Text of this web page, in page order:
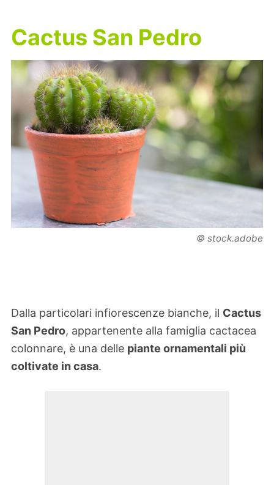
Cactus San Pedro
© stock.adobe
Dalla particolari infiorescenze bianche, il Cactus
San Pedro, appartenente alla famiglia cactacea
colonnare, è una delle piante ornamentali più
coltivate in casa.